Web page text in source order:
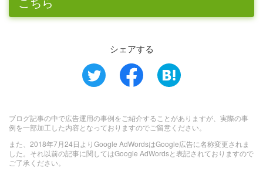
シェアする
ブログ記事の中で広告運用の事例をご紹介することがありますが、実際の事
例を一部加工した内容となっておりますのでご留意ください。
また、2018年7月24日よりGoogle AdWordsはGoogle広告に名称変更されま
した。それ以前の記事に関してはGoogle AdWordsと表記されておりますので
ご了承ください。